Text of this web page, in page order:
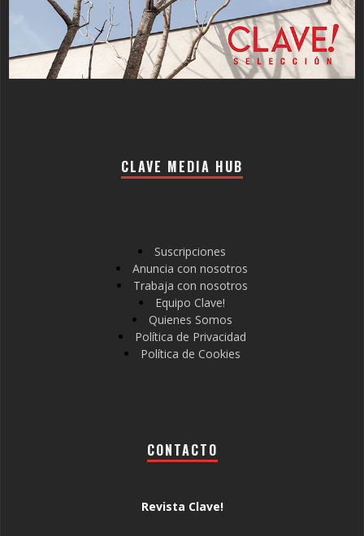
CLAVE MEDIA HUB
Suscripciones
Anuncia con nosotros
Trabaja con nosotros
Equipo Clave!
Quienes Somos
Política de Privacidad
Política de Cookies
CONTACTO
Revista Clave!